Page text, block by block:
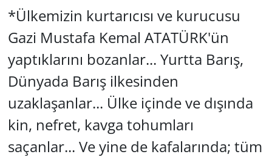
*Ülkemizin kurtarıcısı ve kurucusu
Gazi Mustafa Kemal ATATÜRK'ün
yaptıklarını bozanlar... Yurtta Barış,
Dünyada Barış ilkesinden
uzaklaşanlar... Ülke içinde ve dışında
kin, nefret, kavga tohumları
saçanlar... Ve yine de kafalarında; tüm